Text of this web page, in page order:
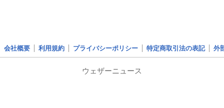
会社概要 利用規約 プライバシーポリシー 特定商取引法の表記 外
ウェザーニュース